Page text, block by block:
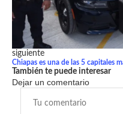
siguiente
Chiapas es una de las 5 capitales
También te puede interesar
Dejar un comentario